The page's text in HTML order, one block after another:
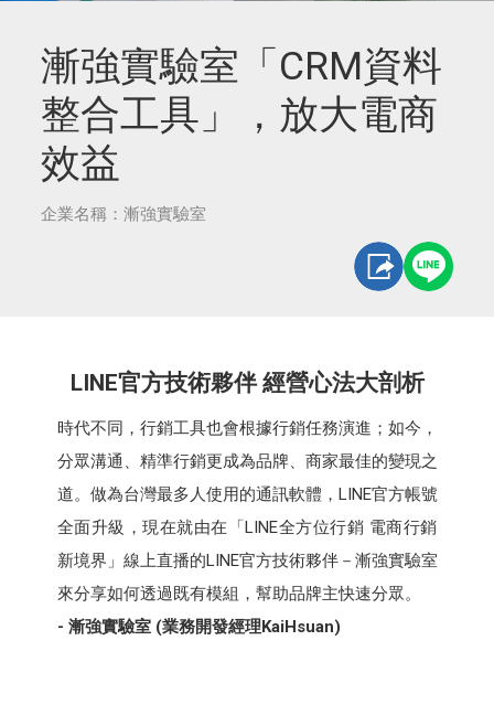
漸強實驗室「CRM資料
整合工具」，放大電商
效益
企業名稱：漸強實驗室
LINE官方技術夥伴 經營心法大剖析
時代不同，行銷工具也會根據行銷任務演進；如今，
分眾溝通、精準行銷更成為品牌、商家最佳的變現之
道。做為台灣最多人使用的通訊軟體，LINE官方帳號
全面升級，現在就由在「LINE全方位行銷 電商行銷
新境界」線上直播的LINE官方技術夥伴－漸強實驗室
來分享如何透過既有模組，幫助品牌主快速分眾。
- 漸強實驗室 (業務開發經理KaiHsuan)